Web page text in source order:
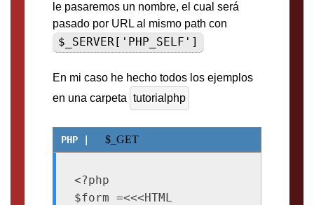
le pasaremos un nombre, el cual será
pasado por URL al mismo path con
$_SERVER['PHP_SELF']
En mi caso he hecho todos los ejemplos
en una carpeta tutorialphp
$_GET
<?php
$form =<<<HTML